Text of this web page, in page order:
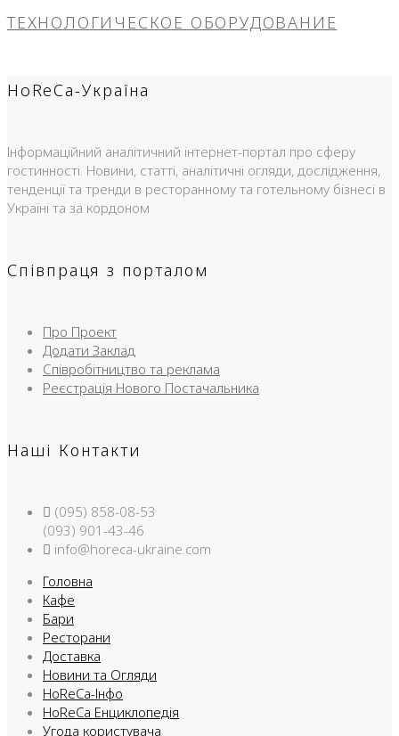
ТЕХНОЛОГИЧЕСКОЕ ОБОРУДОВАНИЕ
HoReCa-Україна
Інформаційний аналітичний інтернет-портал про сферу
гостинності. Новини, статті, аналітичні огляди, дослідження,
тенденції та тренди в ресторанному та готельному бізнесі в
Україні та за кордоном
Співпраця з порталом
Про Проект
Додати Заклад
Співробітництво та реклама
Реєстрація Нового Постачальника
Наші Контакти
(095) 858-08-53
(093) 901-43-46
info@horeca-ukraine.com
Головна
Кафе
Бари
Ресторани
Доставка
Новини та Огляди
HoReCa-Інфо
HoReCa Енциклопедія
Угода користувача